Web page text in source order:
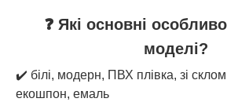
❓ Які основні
моделі?
✔️ білі, модерн, ПВХ плівка, зі
екошпон, емаль